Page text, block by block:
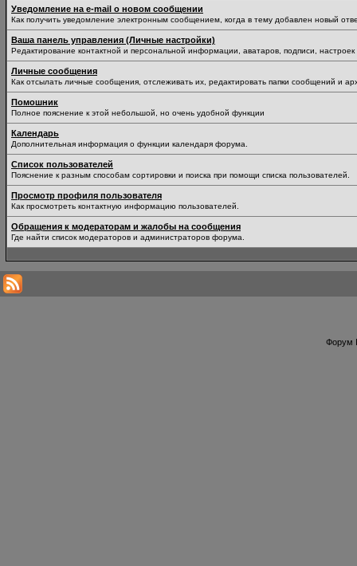
Уведомление на е-mail о новом сообщении
Как получить уведомление электронным сообщением, когда в тему добавлен новый
Ваша панель управления (Личные настройки)
Редактирование контактной и персональной информации, аватаров, подписи,
Личные сообщения
Как отсылать личные сообщения, отслеживать их, редактировать папки сообщений и
Помошник
Полное пояснение к этой небольшой, но очень удобной функции
Календарь
Дополнительная информация о функции календаря форума.
Список пользователей
Пояснение к разным способам сортировки и поиска при помощи списка пользователей.
Просмотр профиля пользователя
Как просмотреть контактную информацию пользователей.
Обращения к модераторам и жалобы на сообщения
Где найти список модераторов и администраторов форума.
Форум